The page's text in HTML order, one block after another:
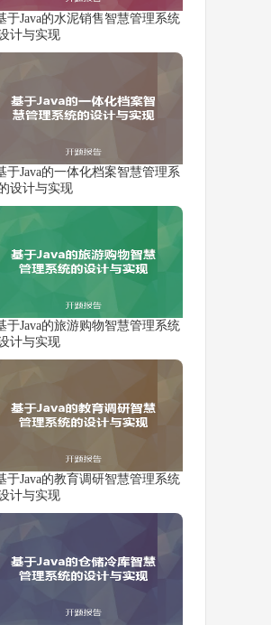
于Java的水泥销售智慧管理系统
计与实现
于Java的一体化档案智慧管理系
设计与实现
于Java的旅游购物智慧管理系统
计与实现
于Java的教育调研智慧管理系统
计与实现